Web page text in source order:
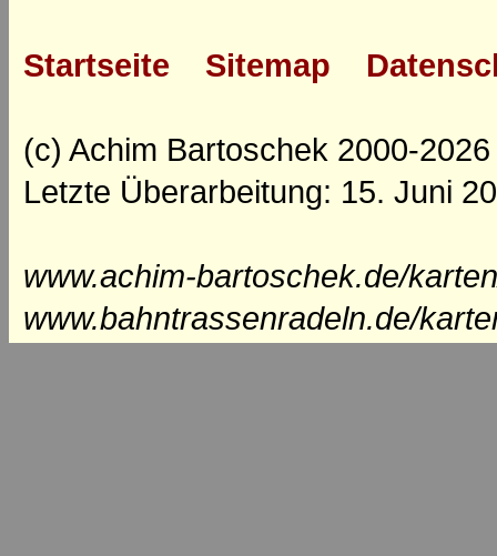
Startseite Sitemap
(c) Achim Bartoschek 2000-2026
Letzte Überarbeitung: 15. Juni
www.achim-bartoschek.de/
www.bahntrassenradeln.de/